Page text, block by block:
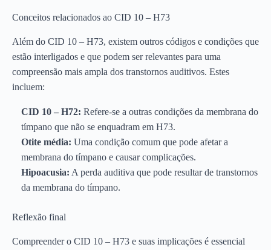
Conceitos relacionados ao CID 10 – H73
Além do CID 10 – H73, existem outros códigos e condições que
estão interligados e que podem ser relevantes para uma
compreensão mais ampla dos transtornos auditivos. Estes
incluem:
CID 10 – H72: Refere-se a outras condições da membrana do
tímpano que não se enquadram em H73.
Otite média: Uma condição comum que pode afetar a
membrana do tímpano e causar complicações.
Hipoacusia: A perda auditiva que pode resultar de transtornos
da membrana do tímpano.
Reflexão final
Compreender o CID 10 – H73 e suas implicações é essencial